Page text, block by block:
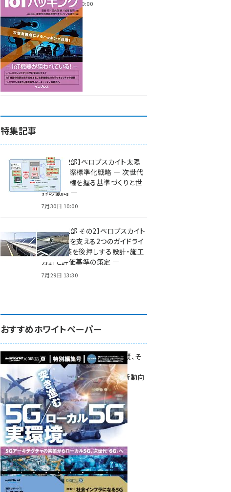
2022年6月14日 0:00
特集記事
特集【第2部】ペロブスカイト太陽
電池の国際標準化戦略 ― 次世代
市場の覇権を握る基準づくりと世
界の動向 ―
7月30日 10:00
特集【第1部 その2】ペロブスカイト
太陽電池を支える2つのガイドライ
ン ― 実装を後押しする設計・施工
方針と評価基準の策定 ―
7月29日 13:30
おすすめホワイトペーパー
環境対策、建機の遠隔操縦、そ
して医療。
次世代通信規格「5G」最新動向
をこの1冊で学ぶ
SmartGrid ニューズレター ×
DIGITAL X 特別編集号 2022
Summer